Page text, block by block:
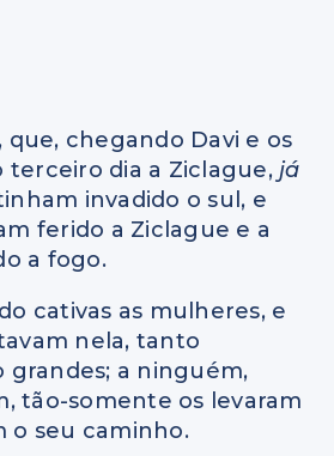
que, chegando Davi e os
terceiro dia a Ziclague, já
invadido o sul, e
ferido a Ziclague e a
a fogo.
cativas as mulheres, e
nela, tanto
grandes; a ninguém,
tão-somente os levaram
o seu caminho.